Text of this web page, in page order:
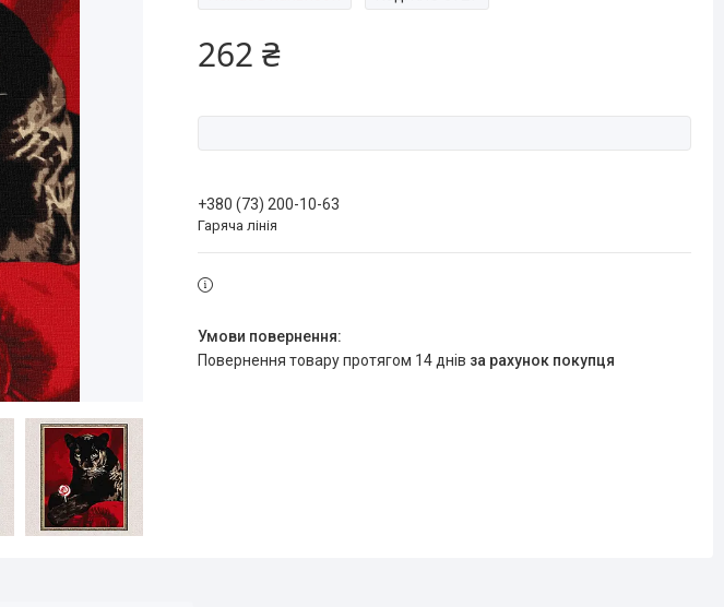
262 ₴
+380 (73) 200-10-63
Гаряча лінія
повернення товару протягом 14 днів за рахунок покупця